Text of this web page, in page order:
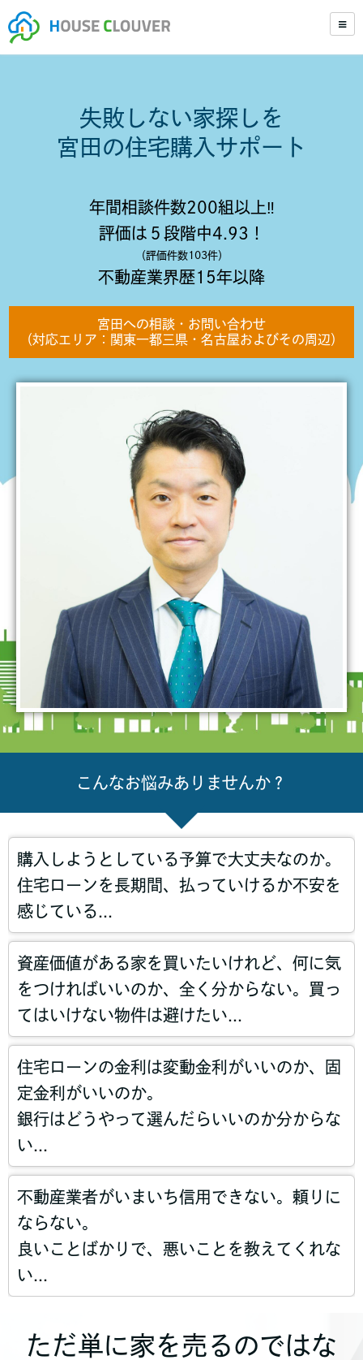
失敗しない家探しを
宮田の住宅購入サポート
年間相談件数200組以上‼️
評価は５段階中4.93！
（評価件数103件）
不動産業界歴15年以降
宮田への相談・お問い合わせ
（対応エリア：関東一都三県・名古屋およびその周辺）
こんなお悩みありませんか？
購入しようとしている予算で大丈夫なのか。
住宅ローンを長期間、払っていけるか不安を
感じている...
資産価値がある家を買いたいけれど、何に気
をつければいいのか、全く分からない。買っ
てはいけない物件は避けたい...
住宅ローンの金利は変動金利がいいのか、固
定金利がいいのか。
銀行はどうやって選んだらいいのか分からな
い...
不動産業者がいまいち信用できない。頼りに
ならない。
良いことばかりで、悪いことを教えてくれな
い...
ただ単に家を売るのではな